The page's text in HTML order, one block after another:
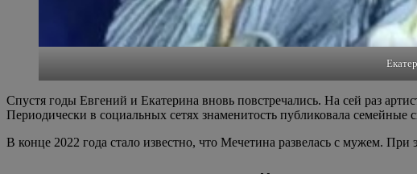
Спустя годы Евгений и Екатерина вновь повстречались. На сей раз
Периодически в социальных сетях знаменитость публиковала семейные
В конце 2022 года стало известно, что Мечетина развелась с мужем.